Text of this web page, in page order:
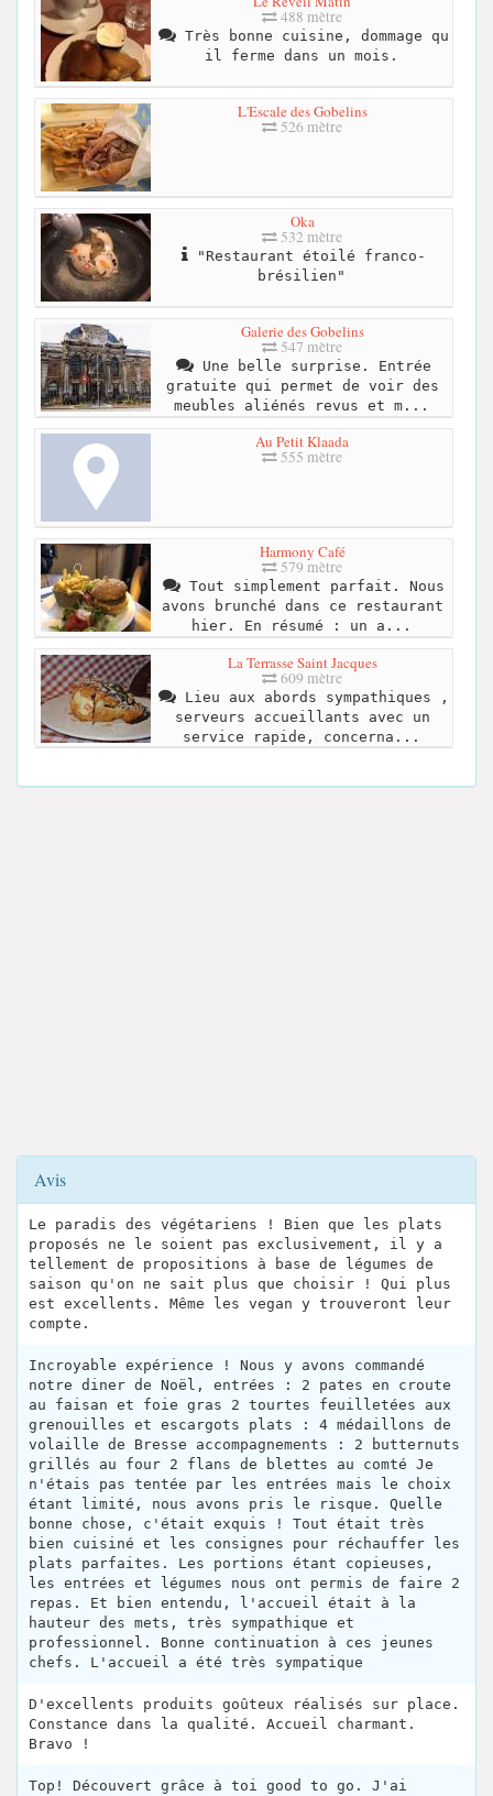
488 mètre
Très bonne cuisine, dommage qu
il ferme dans un mois.
L'Escale des Gobelins
526 mètre
Oka
532 mètre
"Restaurant étoilé franco-
brésilien"
Galerie des Gobelins
547 mètre
Une belle surprise. Entrée
gratuite qui permet de voir des
meubles aliénés revus et m...
Au Petit Klaada
555 mètre
Harmony Café
579 mètre
Tout simplement parfait. Nous
avons brunché dans ce restaurant
hier. En résumé : un a...
La Terrasse Saint Jacques
609 mètre
Lieu aux abords sympathiques ,
serveurs accueillants avec un
service rapide, concerna...
Avis
Le paradis des végétariens ! Bien que les plats
proposés ne le soient pas exclusivement, il y a
tellement de propositions à base de légumes de
saison qu'on ne sait plus que choisir ! Qui plus
est excellents. Même les vegan y trouveront leur
compte.
Incroyable expérience ! Nous y avons commandé
notre diner de Noël, entrées : 2 pates en croute
au faisan et foie gras 2 tourtes feuilletées aux
grenouilles et escargots plats : 4 médaillons de
volaille de Bresse accompagnements : 2 butternuts
grillés au four 2 flans de blettes au comté Je
n'étais pas tentée par les entrées mais le choix
étant limité, nous avons pris le risque. Quelle
bonne chose, c'était exquis ! Tout était très
bien cuisiné et les consignes pour réchauffer les
plats parfaites. Les portions étant copieuses,
les entrées et légumes nous ont permis de faire 2
repas. Et bien entendu, l'accueil était à la
hauteur des mets, très sympathique et
professionnel. Bonne continuation à ces jeunes
chefs. L'accueil a été très sympatique
D'excellents produits goûteux réalisés sur place.
Constance dans la qualité. Accueil charmant.
Bravo !
Top! Découvert grâce à toi good to go. J'ai